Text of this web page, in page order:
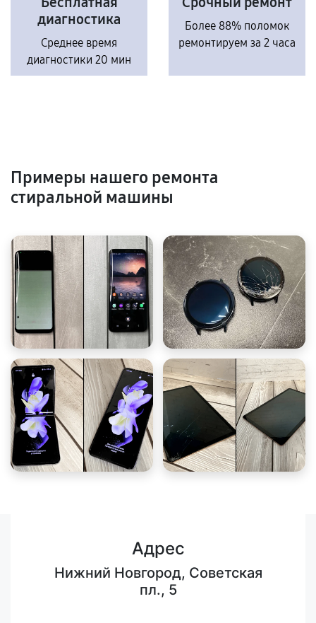
диагностика
Среднее время
диагностики 20 мин
Более 88% поломок
ремонтируем за 2 часа
Примеры нашего ремонта
стиральной машины
Адрес
Нижний Новгород, Советская
пл., 5